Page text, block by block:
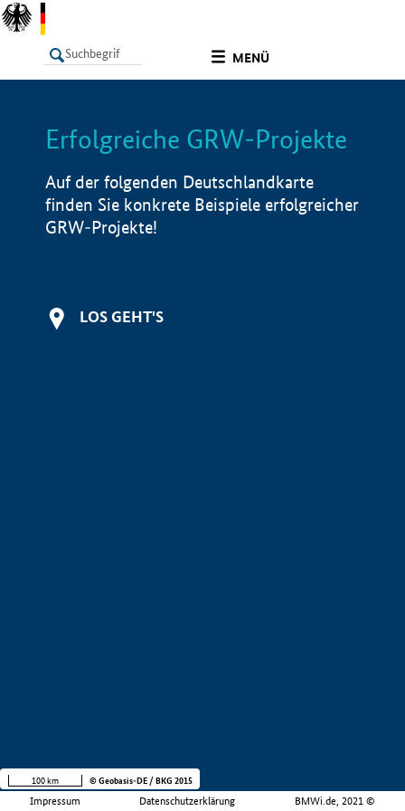
MENÜ
LISTE Info
Erfolgreiche GRW-Projekte
Auf der folgenden Deutschlandkarte
finden Sie konkrete Beispiele erfolgreicher
GRW-Projekte!
LOS GEHT'S
Impressum Datenschutzerklärung BMWi.de, 2021 ©
100 km © Geobasis-DE / BKG 2015